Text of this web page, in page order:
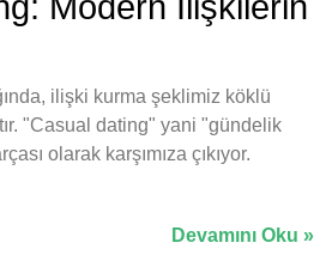
ilişki kurma şeklimiz köklü
"Casual dating" yani "gündelik
olarak karşımıza çıkıyor.
Devamını Oku »